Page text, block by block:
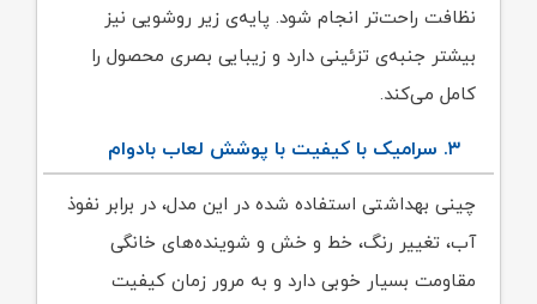
نظافت راحت‌تر انجام شود. پایه‌ی زیر روشویی نیز
بیشتر جنبه‌ی تزئینی دارد و زیبایی بصری محصول را
کامل می‌کند.
۳. سرامیک با کیفیت با پوشش لعاب بادوام
چینی بهداشتی استفاده شده در این مدل، در برابر نفوذ
آب، تغییر رنگ، خط و خش و شوینده‌های خانگی
مقاومت بسیار خوبی دارد و به مرور زمان کیفیت